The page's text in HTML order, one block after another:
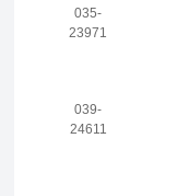
035-
23971
039-
24611